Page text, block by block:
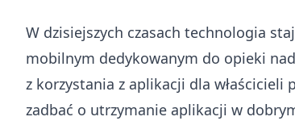
W dzisiejszych czasach technologia
mobilnym dedykowanym do opieki
z korzystania z aplikacji dla właścicieli
zadbać o utrzymanie aplikacji w